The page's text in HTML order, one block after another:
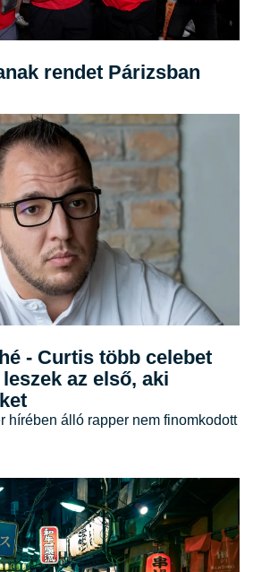
rendet Párizsban
- Curtis több celebet
az első, aki
hírében álló rapper nem finomkodott